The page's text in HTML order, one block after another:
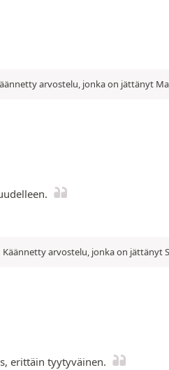
arvostelu, jonka on jättänyt
Käännetty arvostelu, jonka on jättänyt
erittäin tyytyväinen.